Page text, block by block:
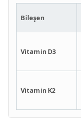
Bileşen
Vitamin D3
Vitamin K2